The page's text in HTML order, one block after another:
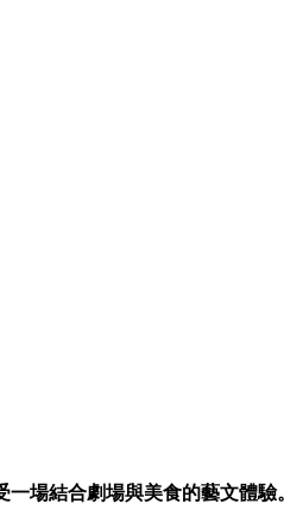
場結合劇場與美食的藝文體驗